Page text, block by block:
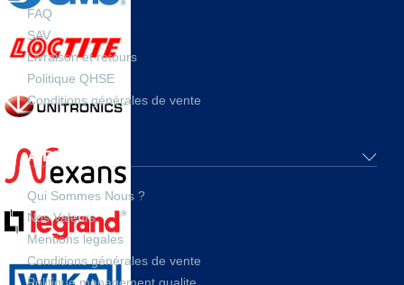
FAQ
SAV
Livraison et retours
Politique QHSE
Conditions générales de vente
A PROPOS
Qui Sommes Nous ?
Nos Valeurs
Mentions legales
Conditions générales de vente